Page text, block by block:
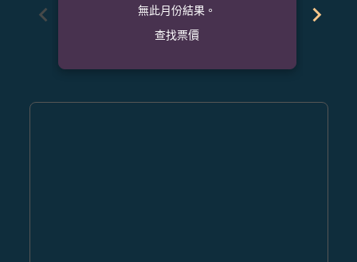
chevron_left
無此月份結果。
查找票價
chevron_right